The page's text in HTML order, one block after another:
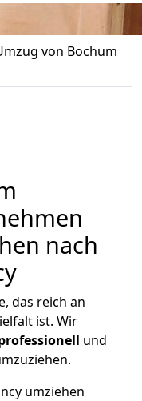
von Bochum
nach
das reich an
ist. Wir
und
umziehen